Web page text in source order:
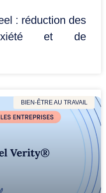
: réduction des
et de
BIEN-ÊTRE AU TRAVAIL